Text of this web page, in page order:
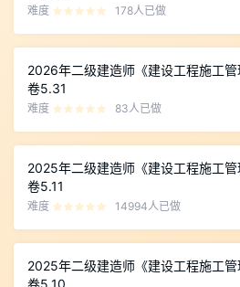
难度 178人已做
2026年二级建造师《建设工程施工
卷5.31
难度 83人已做
2025年二级建造师《建设工程施工
卷5.11
难度 14994人已做
2025年二级建造师《建设工程施工